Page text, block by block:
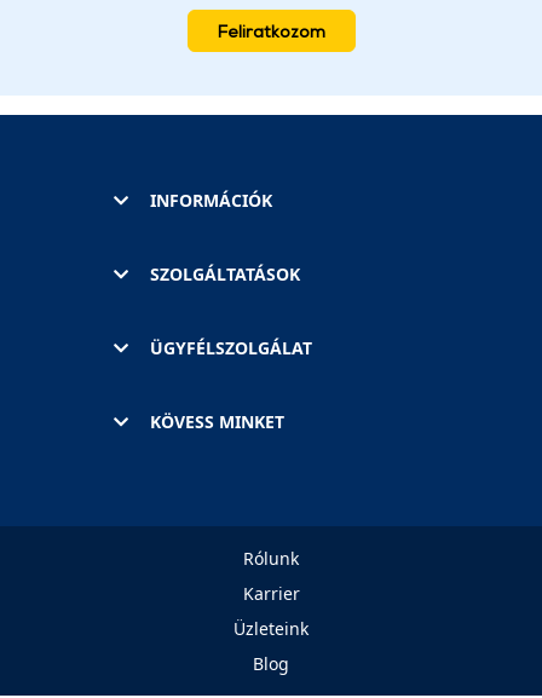
Feliratkozom
INFORMÁCIÓK
SZOLGÁLTATÁSOK
ÜGYFÉLSZOLGÁLAT
KÖVESS MINKET
Rólunk
Karrier
Üzleteink
Blog